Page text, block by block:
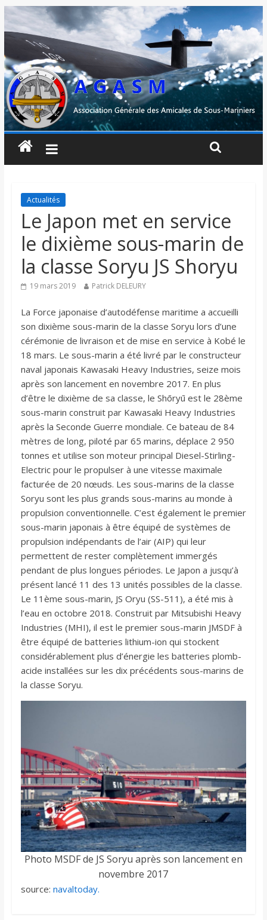
Actualités
Le Japon met en service
le dixième sous-marin de
la classe Soryu JS Shoryu
19 mars 2019 Patrick DELEURY
La Force japonaise d’autodéfense maritime a accueilli
son dixième sous-marin de la classe Soryu lors d’une
cérémonie de livraison et de mise en service à Kobé le
18 mars. Le sous-marin a été livré par le constructeur
naval japonais Kawasaki Heavy Industries, seize mois
après son lancement en novembre 2017. En plus
d’être le dixième de sa classe, le Shōryū est le 28ème
sous-marin construit par Kawasaki Heavy Industries
après la Seconde Guerre mondiale. Ce bateau de 84
mètres de long, piloté par 65 marins, déplace 2 950
tonnes et utilise son moteur principal Diesel-Stirling-
Electric pour le propulser à une vitesse maximale
facturée de 20 nœuds. Les sous-marins de la classe
Soryu sont les plus grands sous-marins au monde à
propulsion conventionnelle. C’est également le premier
sous-marin japonais à être équipé de systèmes de
propulsion indépendants de l’air (AIP) qui leur
permettent de rester complètement immergés
pendant de plus longues périodes. Le Japon a jusqu’à
présent lancé 11 des 13 unités possibles de la classe.
Le 11ème sous-marin, JS Oryu (SS-511), a été mis à
l’eau en octobre 2018. Construit par Mitsubishi Heavy
Industries (MHI), il est le premier sous-marin JMSDF à
être équipé de batteries lithium-ion qui stockent
considérablement plus d’énergie les batteries plomb-
acide installées sur les dix précédents sous-marins de
la classe Soryu.
Photo MSDF de JS Soryu après son lancement en
novembre 2017
source: navaltoday.